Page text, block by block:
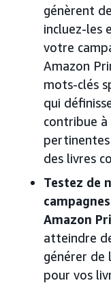
génèrent
incluez-les
votre
Amazon
mots-clés
qui
contribue à
des livres
Testez de
Amazon
atteindre
générer de
pour vos